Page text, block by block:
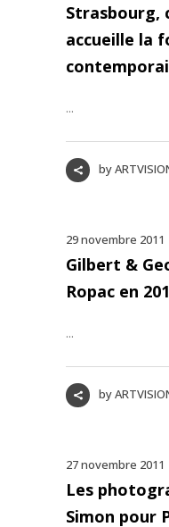
Strasbourg,
accueille la
...
by
29 novembre 2011
Gilbert &
Ropac en
...
by
27 novembre 2011
Les
Simon pour